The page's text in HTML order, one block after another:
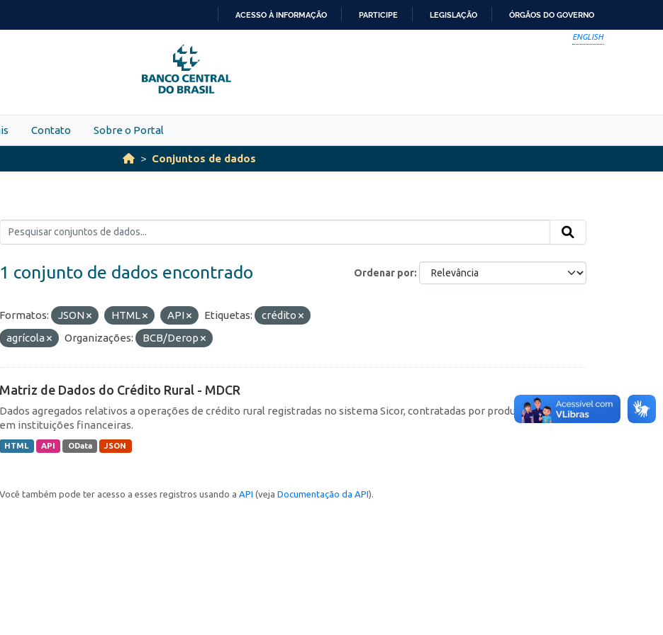
PARA
O
CONTEÚDO
ACESSO À INFORMAÇÃO PARTICIPE LEGISLAÇÃO ÓRGÃOS DO GOVERNO
ENGLISH
Contato Sobre o Portal
Conjuntos de dados
Ordenar por
1 conjunto de dados encontrado
Formatos: JSON HTML API Etiquetas:
crédito
agrícola
Organizações: BCB/Derop
Matriz de Dados do Crédito Rural - MDCR
Dados agregados relativos a operações de crédito rural registradas no sistema Sicor, contratadas por produtores rurais
em instituições financeiras.
HTML API OData JSON
Você também pode ter acesso a esses registros usando a API (veja Documentação da API).